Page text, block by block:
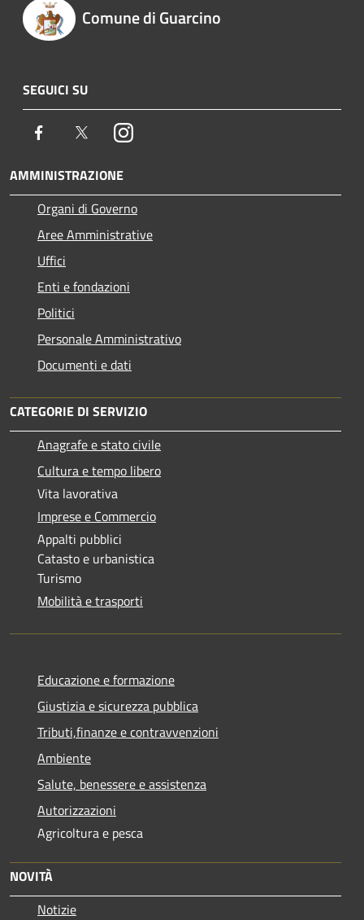
Comune di Guarcino
SEGUICI SU
Facebook TwitterInstagram
AMMINISTRAZIONE
Organi di Governo
Aree Amministrative
Uffici
Enti e fondazioni
Politici
Personale Amministrativo
Documenti e dati
CATEGORIE DI SERVIZIO
Anagrafe e stato civile
Cultura e tempo libero
Vita lavorativa
Imprese e Commercio
Appalti pubblici
Catasto e urbanistica
Turismo
Mobilità e trasporti
Educazione e formazione
Giustizia e sicurezza pubblica
Tributi,finanze e contravvenzioni
Ambiente
Salute, benessere e assistenza
Autorizzazioni
Agricoltura e pesca
NOVITÀ
Notizie